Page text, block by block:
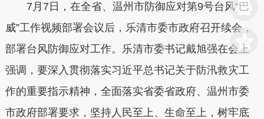
7月7日，在全省、温州市防御应对第9号台风“巴
威”工作视频部署会议后，乐清市委市政府召开续会，
部署台风防御应对工作。乐清市委书记戴旭强在会上
强调，要深入贯彻落实习近平总书记关于防汛救灾工
作的重要指示精神，全面落实省委省政府、温州市委
市政府部署要求，坚持人民至上、生命至上，树牢底